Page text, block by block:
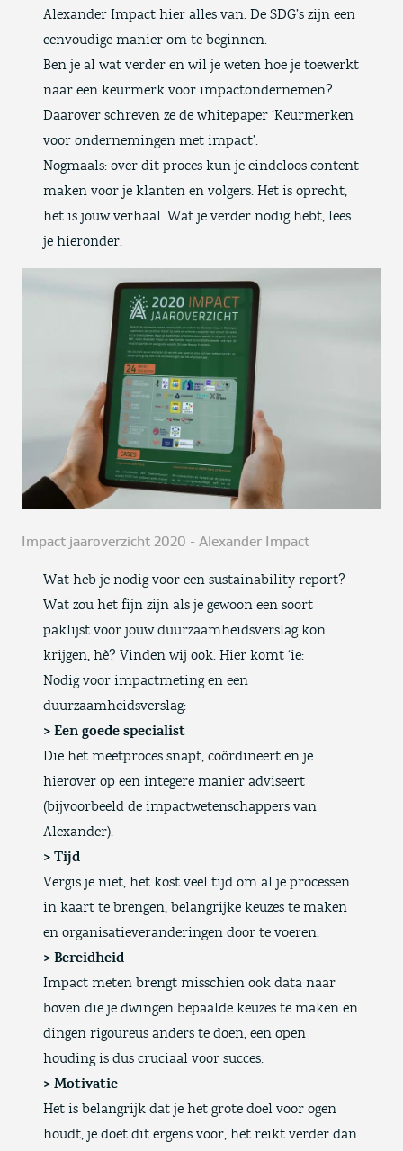
Alexander Impact hier alles van. De SDG’s zijn een
eenvoudige manier om te beginnen
Ben je al wat verder en wil je weten hoe je toewerkt
naar een keurmerk voor impactondernemen?
Daarover schreven ze de whitepaper ‘Keurmerken
voor ondernemingen met impact’.
Nogmaals: over dit proces kun je eindeloos content
maken voor je klanten en volgers. Het is oprecht,
het is jouw verhaal. Wat je verder nodig hebt, lees
je hieronder.
Impact jaaroverzicht 2020 - Alexander Impact
Wat heb je nodig voor een sustainability report?
Wat zou het fijn zijn als je gewoon een soort
paklijst voor jouw duurzaamheidsverslag kon
krijgen, hè? Vinden wij ook. Hier komt ‘ie:
Nodig voor impactmeting en een
duurzaamheidsverslag:
> Een goede specialist
Die het meetproces snapt, coördineert en je
hierover op een integere manier adviseert
(bijvoorbeeld de impactwetenschappers van
Alexander).
> Tijd
Vergis je niet, het kost veel tijd om al je processen
in kaart te brengen, belangrijke keuzes te maken
en organisatieveranderingen door te voeren.
> Bereidheid
Impact meten brengt misschien ook data naar
boven die je dwingen bepaalde keuzes te maken en
dingen rigoureus anders te doen, een open
houding is dus cruciaal voor succes.
> Motivatie
Het is belangrijk dat je het grote doel voor ogen
houdt, je doet dit ergens voor, het reikt verder dan